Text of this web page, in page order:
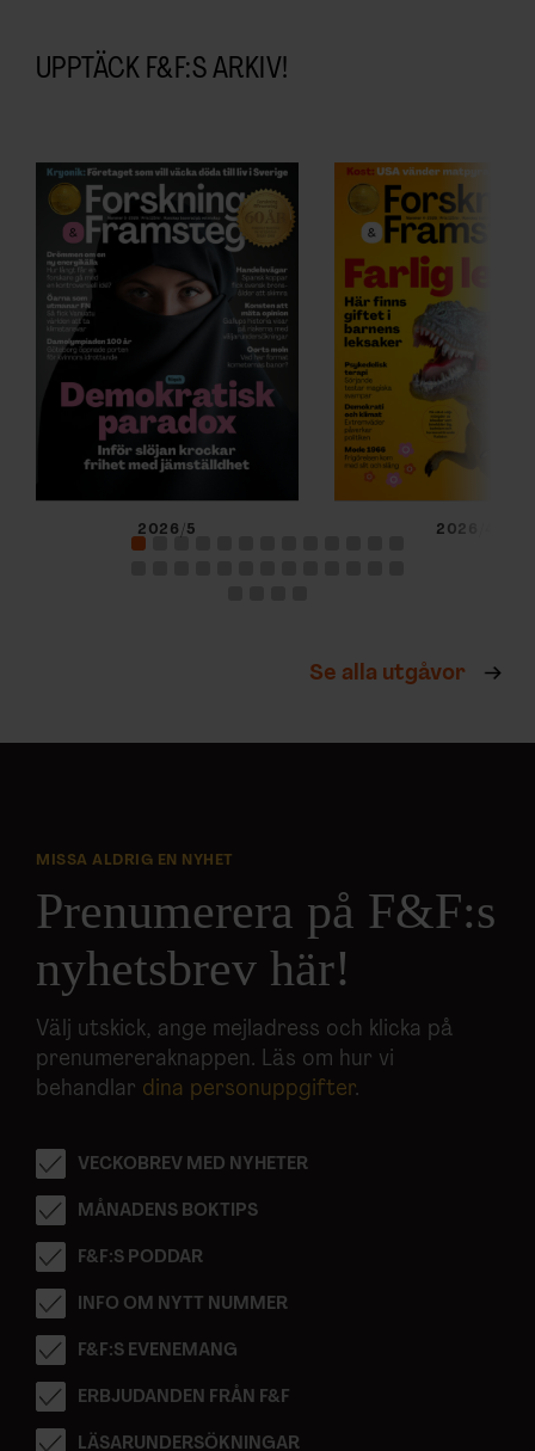
UPPTÄCK F&F:S ARKIV!
2026/5 2026/4
Se alla utgåvor
MISSA ALDRIG EN NYHET
Prenumerera på F&F:s
nyhetsbrev här!
Välj utskick, ange mejladress och klicka på
prenumereraknappen. Läs om hur vi
behandlar dina personuppgifter.
VECKOBREV MED NYHETER
MÅNADENS BOKTIPS
F&F:S PODDAR
INFO OM NYTT NUMMER
F&F:S EVENEMANG
ERBJUDANDEN FRÅN F&F
LÄSARUNDERSÖKNINGAR